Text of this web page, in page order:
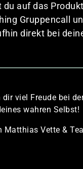
du auf das
Gruppencall
direkt bei
dir viel Freude bei
wahren Selbst!
Matthias Vette &